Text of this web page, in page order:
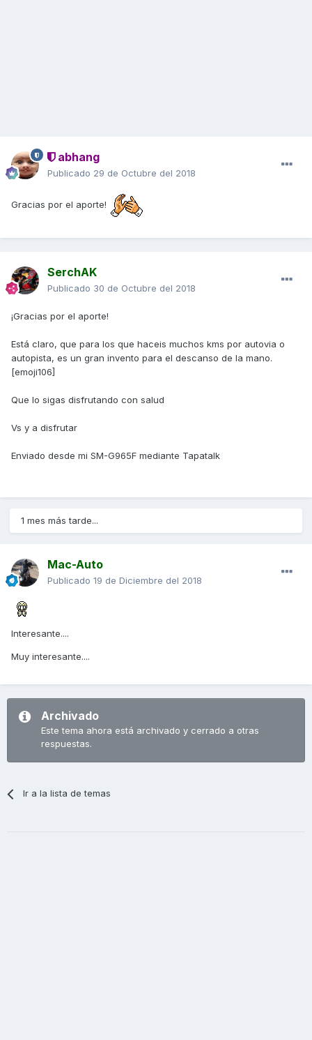
abhang
Publicado 29 de Octubre del 2018
Gracias por el aporte!
SerchAK
Publicado 30 de Octubre del 2018
¡Gracias por el aporte!
Está claro, que para los que haceis muchos kms por autovia o
autopista, es un gran invento para el descanso de la mano.
[emoji106]
Que lo sigas disfrutando con salud
Vs y a disfrutar
Enviado desde mi SM-G965F mediante Tapatalk
1 mes más tarde...
Mac-Auto
Publicado 19 de Diciembre del 2018
Interesante....
Muy interesante....
Archivado
Este tema ahora está archivado y cerrado a otras
respuestas.
Ir a la lista de temas